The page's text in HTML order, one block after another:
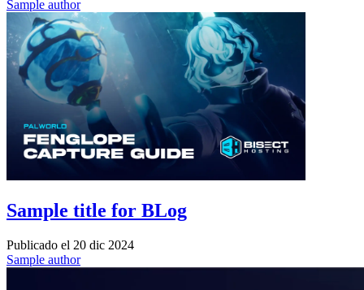
Sample author
Sample title for BLog
Publicado el 20 dic 2024
Sample author